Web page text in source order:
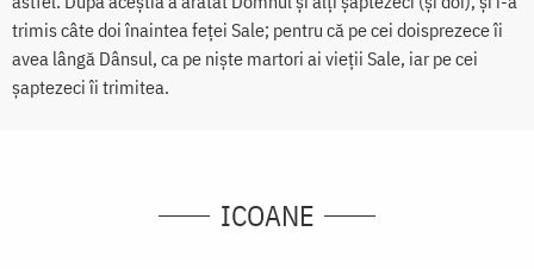
trimis câte doi înaintea feței Sale; pentru că pe cei doisprezece îi
avea lângă Dânsul, ca pe niște martori ai vieții Sale, iar pe cei
șaptezeci îi trimitea.
ICOANE